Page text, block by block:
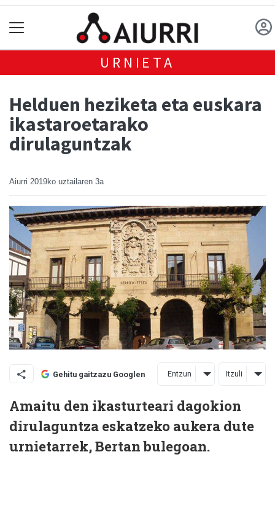
URNIETA
Helduen heziketa eta euskara
ikastaroetarako
dirulaguntzak
Aiurri 2019ko uztailaren 3a
Gehitu gaitzazu Googlen Entzun Itzuli
Amaitu den ikasturteari dagokion
dirulaguntza eskatzeko aukera dute
urnietarrek, Bertan bulegoan.